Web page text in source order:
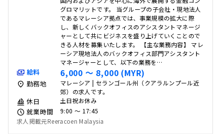
グロマリットです。 当グループの子会社・現地法人
であるマレーシア拠点では、事業規模の拡大に際
し、新しくバックオフィスのアシスタントマネージ
ャーとして共にビジネスを盛り上げていくことので
きる人材を募集いたします。 【主な業務内容】 マレ
ーシア現地法人のバックオフィス部門アシスタント
マネージャーとして、以下の業務を…
給料 6,000 〜 8,000 (MYR)
勤務地
マレーシア | セランゴール州（クアラルンプール近
郊）の求人です。
休日 土日祝お休み
就業時間
9:00 〜 17:45
求人掲載元Reeracoen Malaysia